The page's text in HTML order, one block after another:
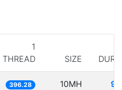
1
THREAD
SIZE
396.28 10MH